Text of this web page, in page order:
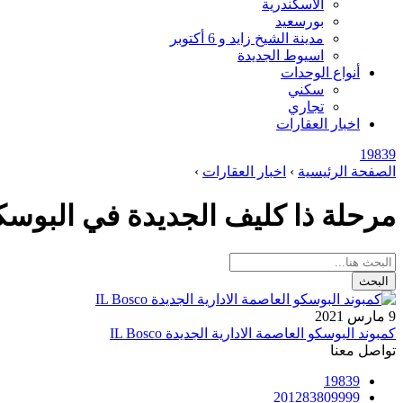
الاسكندرية
بورسعيد
مدينة الشيخ زايد و 6 أكتوبر
اسيوط الجديدة
أنواع الوحدات
سكني
تجاري
اخبار العقارات
19839
الصفحة الرئيسية › اخبار العقارات ›
مرحلة ذا كليف الجديدة في
البحث
9 مارس 2021
كمبوند البوسكو العاصمة الادارية الجديدة IL Bosco
تواصل معنا
19839
201283809999